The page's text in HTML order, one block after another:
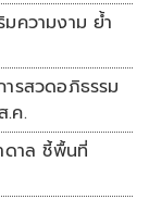
มความงาม ย้ำ
รสวดอภิธรรม
.ค.
ดาล ชี้พื้นที่